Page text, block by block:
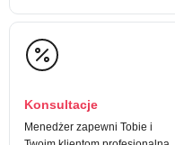
Konsultacje
Menedżer zapewni Tobie i